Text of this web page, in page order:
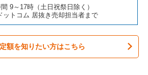
ックの居抜き売却物件の案件一覧
の案件一覧
ーの居抜き売却物件の案件一覧
き売却物件の案件一覧
き売却物件の案件一覧
き売却物件の案件一覧
居抜き売却物件の案件一覧
トの居抜き売却物件の案件一覧
菜・デリの居抜き売却物件の案件一覧
の居抜き売却物件の案件一覧
抜き売却物件の案件一覧
トの居抜き売却物件の案件一覧
9～17時（土日祝祭日除く）
トコム 居抜き売却担当者まで
額を知りたい方はこちら